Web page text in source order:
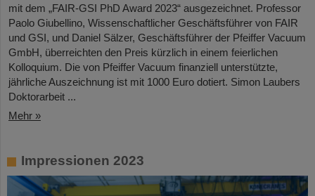
mit dem „FAIR-GSI PhD Award 2023“ ausgezeichnet. Professor
Paolo Giubellino, Wissenschaftlicher Geschäftsführer von FAIR
und GSI, und Daniel Sälzer, Geschäftsführer der Pfeiffer Vacuum
GmbH, überreichten den Preis kürzlich in einem feierlichen
Kolloquium. Die von Pfeiffer Vacuum finanziell unterstützte,
jährliche Auszeichnung ist mit 1000 Euro dotiert. Simon Laubers
Doktorarbeit ...
Mehr »
Impressionen 2023